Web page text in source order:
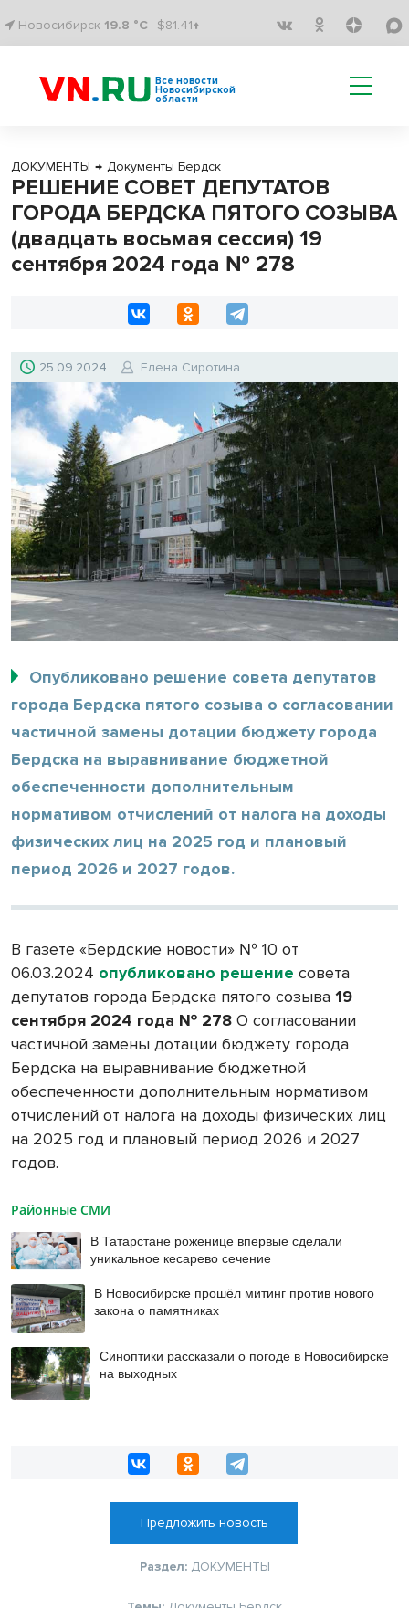
Новосибирск 19.8 °C $81.41↑
Все новости
Новосибирской
области
ДОКУМЕНТЫ → Документы Бердск
РЕШЕНИЕ СОВЕТ ДЕПУТАТОВ
ГОРОДА БЕРДСКА ПЯТОГО СОЗЫВА
(двадцать восьмая сессия) 19
сентября 2024 года № 278
25.09.2024 Елена Сиротина
Опубликовано решение совета депутатов
города Бердска пятого созыва о согласовании
частичной замены дотации бюджету города
Бердска на выравнивание бюджетной
обеспеченности дополнительным
нормативом отчислений от налога на доходы
физических лиц на 2025 год и плановый
период 2026 и 2027 годов.
В газете «Бердские новости» № 10 от
06.03.2024 опубликовано решение совета
депутатов города Бердска пятого созыва 19
сентября 2024 года № 278 О согласовании
частичной замены дотации бюджету города
Бердска на выравнивание бюджетной
обеспеченности дополнительным нормативом
отчислений от налога на доходы физических лиц
на 2025 год и плановый период 2026 и 2027
годов.
Районные СМИ
В Татарстане роженице впервые сделали
уникальное кесарево сечение
В Новосибирске прошёл митинг против нового
закона о памятниках
Синоптики рассказали о погоде в Новосибирске
на выходных
Предложить новость
Раздел: ДОКУМЕНТЫ